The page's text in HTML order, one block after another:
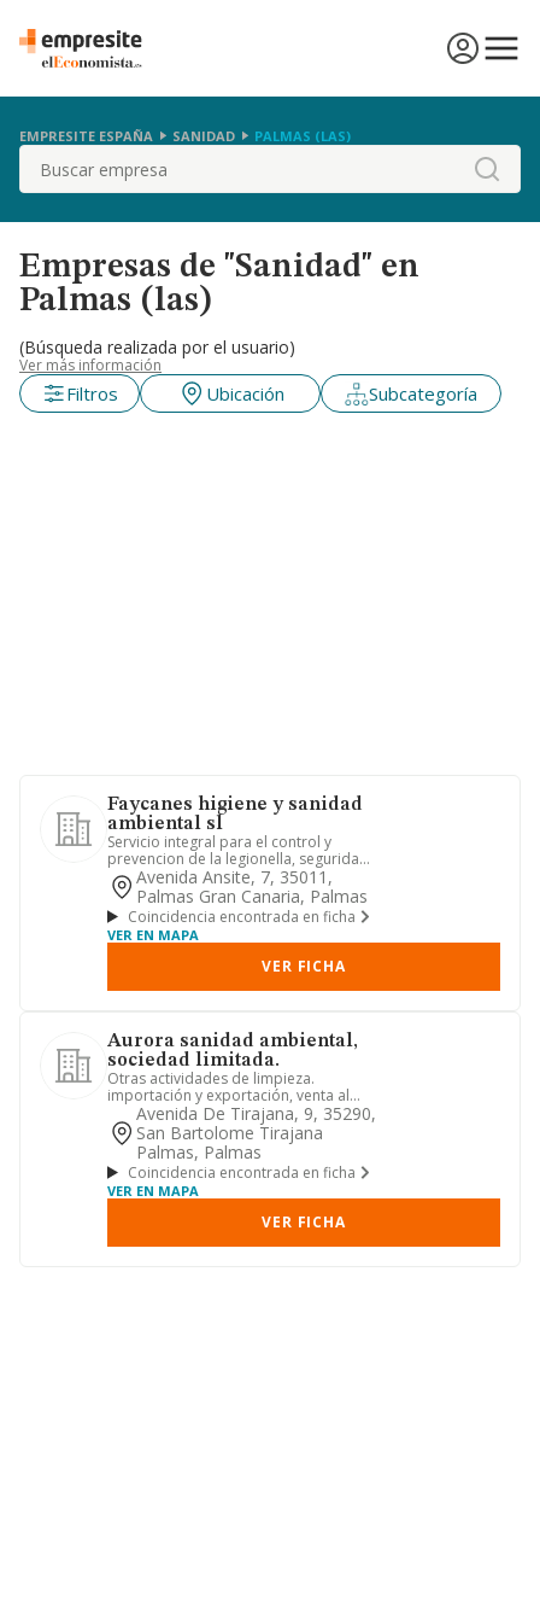
EMPRESITE ESPAÑA SANIDAD PALMAS (LAS)
Buscar
Empresas de "Sanidad" en
Palmas (las)
(Búsqueda realizada por el usuario)
Ver más información
Filtros Ubicación Subcategoría
Faycanes higiene y sanidad
ambiental sl
Servicio integral para el control y
prevencion de la legionella, seguridad
alimentaria, higiene y s...
Avenida Ansite, 7, 35011,
Palmas Gran Canaria, Palmas
Coincidencia encontrada en ficha
VER EN MAPA
VER FICHA
Aurora sanidad ambiental,
sociedad limitada.
Otras actividades de limpieza.
importación y exportación, venta al
detalle y mayor de: productos de...
Avenida De Tirajana, 9, 35290,
San Bartolome Tirajana
Palmas, Palmas
Coincidencia encontrada en ficha
VER EN MAPA
VER FICHA